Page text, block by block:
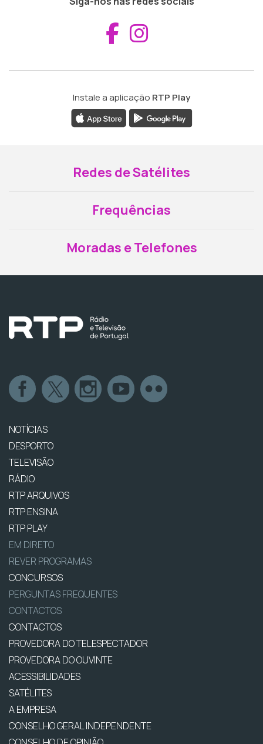
Aceder ao
Instale a aplicação RTP Play
Redes de Satélites
Frequências
Moradas e Telefones
NOTÍCIAS
DESPORTO
TELEVISÃO
RÁDIO
RTP ARQUIVOS
RTP ENSINA
RTP PLAY
EM DIRETO
REVER PROGRAMAS
CONCURSOS
PERGUNTAS FREQUENTES
CONTACTOS
CONTACTOS
PROVEDORA DO TELESPECTADOR
PROVEDORA DO OUVINTE
ACESSIBILIDADES
SATÉLITES
A EMPRESA
CONSELHO GERAL INDEPENDENTE